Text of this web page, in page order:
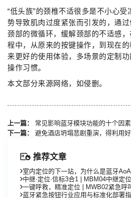
“低头族”的颈椎不适很多是不小心
势导致肌肉过度紧张而引发的，通
颈部的微循环，缓解颈部的不适感
程中，从原来的按键操作，到现在
来更好的使用体验，多场景的定制
操作习惯。
本文部分来源网络，如侵删。
上一篇：
常见影响蓝牙模块功能的十个因素
下一篇：
避免酒店坍塌悲剧重演，得利用
推荐文章
室内定位的下一站，为什么是蓝牙AoA
中继·定位·信标3合1 | MBM04中继定
一键呼救，精准定位 | MWB02紧急呼
蓝牙紧急按钮行业应用与标准化部署